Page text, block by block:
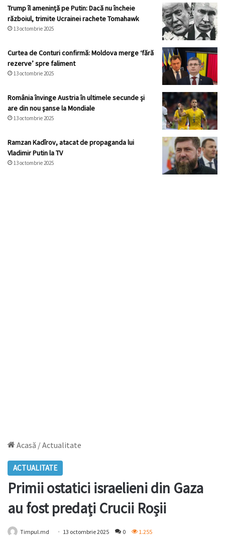
Trump îl amenință pe Putin: Dacă nu încheie
războiul, trimite Ucrainei rachete Tomahawk
13 octombrie 2025
Curtea de Conturi confirmă: Moldova merge ‘fără
rezerve’ spre faliment
13 octombrie 2025
România învinge Austria în ultimele secunde și
are din nou șanse la Mondiale
13 octombrie 2025
Ramzan Kadîrov, atacat de propaganda lui
Vladimir Putin la TV
13 octombrie 2025